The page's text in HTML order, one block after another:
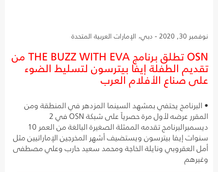
نوفمبر 30, 2020 - دبي، الإمارات العربية المتحدة
OSN تطلق برنامج THE BUZZ WITH EVA من
تقديم الطفلة إيفا بيترسون لتسليط الضوء
على صناع الأفلام العرب
• البرنامج يحتفي بمشهد السينما المزدهر في المنطقة ومن
المقرر عرضه لأول مرة حصرياً على شبكة OSN في 2
ديسمبرالبرنامج تقدمه الممثلة الصغيرة البالغة من العمر 10
سنوات إيفا بيترسون ويستضيف أشهر المخرجين الإماراتيين مثل
أمل العقروبي ونايلة الخاجة ومحمد سعيد حارب وعلي مصطفى
وغيرهم